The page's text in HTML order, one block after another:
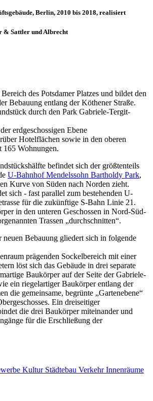
Berlin, 2010 bis 2018, realisiert
& Sattler und Albrecht
des Potsdamer Platzes und bildet den
Bebauung entlang der Köthener Straße.
durch den Park Gabriele-Tergit-
erdgeschossigen Ebene
Hotelflächen sowie in den oberen
165 Wohnungen.
befindet sich der größtenteils
U-Bahnhof Mendelssohn Bartholdy Park,
Kurve von Süden nach Norden zieht.
sich - fast parallel zum bestehenden U-
für die zukünftige S-Bahn Linie 21.
in den unteren Geschossen in Nord-Süd-
Trassen „durchschnitten“.
neuen Bebauung gliedert sich in folgende
prägenden Sockelbereich mit einer
löst sich das Gebäude in drei separate
Baukörper auf der Seite der Gabriele-
ein riegelartiger Baukörper entlang der
die gemeinsame, begrünte „Gartenebene“
Ein dreiseitiger
die drei Baukörper miteinander und
für die Erschließung der
Kultur Städtebau VerkehrInnenräume